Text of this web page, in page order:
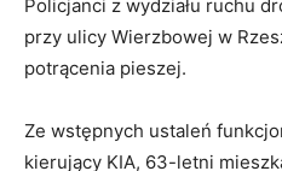
Policjanci z wydziału ruchu
przy ulicy Wierzbowej w
potrącenia pieszej.
Ze wstępnych ustaleń
kierujący KIA, 63-letni